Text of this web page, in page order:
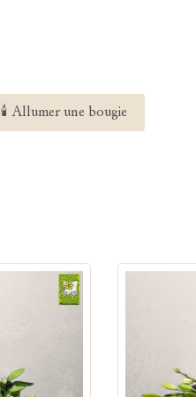
🕯 Allumer une bougie